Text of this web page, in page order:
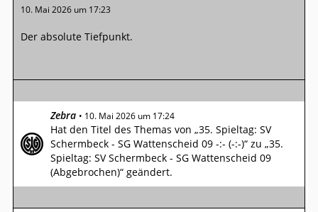
10. Mai 2026 um 17:23
Der absolute Tiefpunkt.
Zebra 10. Mai 2026 um 17:24
Hat den Titel des Themas von „35. Spieltag: SV
Schermbeck - SG Wattenscheid 09 -:- (-:-)“ zu „35.
Spieltag: SV Schermbeck - SG Wattenscheid 09
(Abgebrochen)“ geändert.